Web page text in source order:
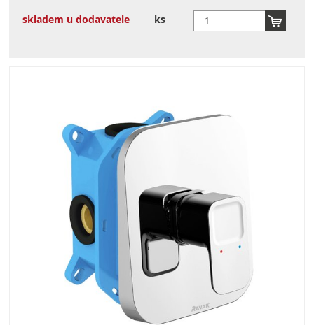
skladem u dodavatele ks